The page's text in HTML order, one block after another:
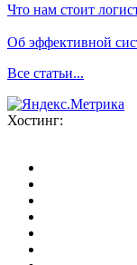
Что нам стоит
Об эффективной
Все статьи...
Хостинг: